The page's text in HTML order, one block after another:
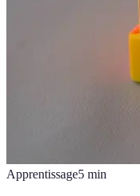
Apprentissage5 min